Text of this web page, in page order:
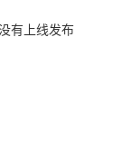
有上线发布